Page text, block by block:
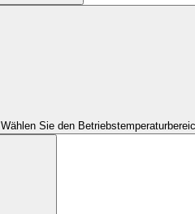
Wählen Sie den